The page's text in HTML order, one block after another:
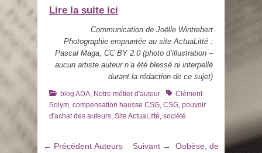
Lire la suite ici
Communication de Joëlle Wintrebert
Photographie empruntée au site ActuaLitté :
Pascal Maga, CC BY 2.0 (photo d’illustration –
aucun artiste auteur n’a été blessé ni interpellé
durant la rédaction de ce sujet)
Catégories
blog ADA, Notre métier d'auteur TagsClément
Solym, compensation hausse CSG, CSG, pouvoir
d'achat des auteurs, Site ActuaLitté, société
Navigation
← Précédent Article
Auteurs
Suivant →
Article
Oobèse, de